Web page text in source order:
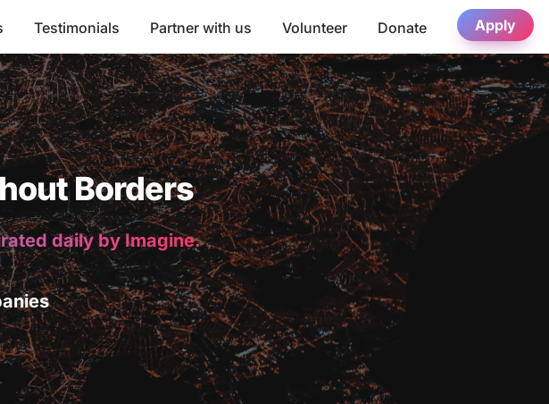
Testimonials Partner with us Volunteer Donate Apply
Borders
daily by Imagine.